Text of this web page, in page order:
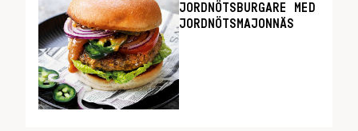
JORDNÖTSBURGARE MED
JORDNÖTSMAJONNÄS